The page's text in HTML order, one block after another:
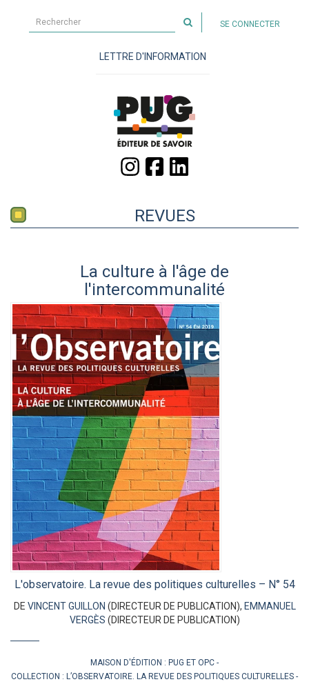
sur
site
SE CONNECTER
LETTRE D'INFORMATION
REVUES
La culture à l'âge de
l'intercommunalité
L'observatoire. La revue des politiques culturelles – N° 54
DE VINCENT GUILLON (DIRECTEUR DE PUBLICATION), EMMANUEL
VERGÈS (DIRECTEUR DE PUBLICATION)
MAISON D'ÉDITION : PUG ET OPC
COLLECTION : L’OBSERVATOIRE. LA REVUE DES POLITIQUES CULTURELLES